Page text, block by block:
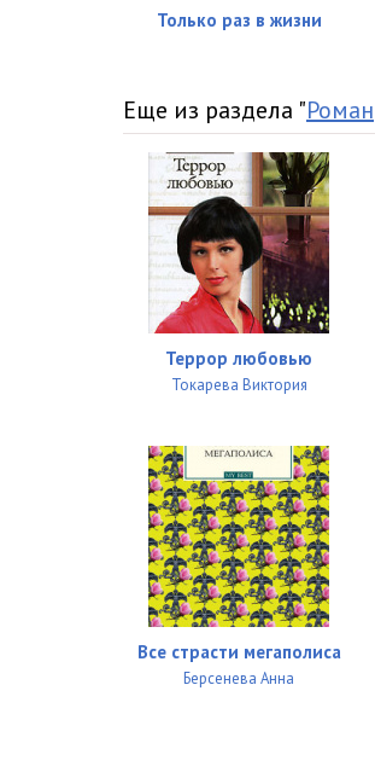
025_Negodyi
026_Negodyi
027_Negodyi
028_Negodyi
029_Negodyi
030_Negodyi
032_Negodyi
033_Negodyi
034_Negodyi
035_Negodyi
036_Negodyi
Только раз в жизни
Еще из раздела "Роман
Террор любовью
Токарева Виктория
Все страсти мегаполиса
Берсенева Анна